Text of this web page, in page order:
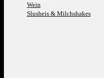
Wein
Slusheis & Milchshakes